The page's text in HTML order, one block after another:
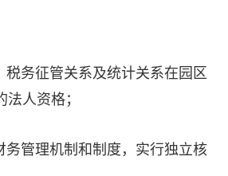
税务征管关系及统计关系在园区
人资格；
务管理机制和制度，实行独立核